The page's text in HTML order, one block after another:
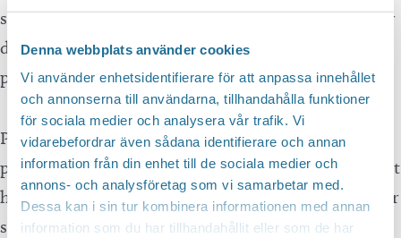
Denna webbplats använder cookies
Vi använder enhetsidentifierare för att anpassa innehållet
och annonserna till användarna, tillhandahålla funktioner
för sociala medier och analysera vår trafik. Vi
vidarebefordrar även sådana identifierare och annan
information från din enhet till de sociala medier och
annons- och analysföretag som vi samarbetar med.
Dessa kan i sin tur kombinera informationen med annan
information som du har tillhandahållit eller som de har
skola och arbetsförmedling, och om det fungerar får
dessa ofta någon form av anställning vid
praktikperiodens slut, menar Kenneth Johansson.
På senare tid har det dock blivit svårare att hitta
personer för timanställningar och extrapersonal. Det
här kan förklaras till viss del med den högkonjunktur
som vi befinner oss i, många av de som tidigare